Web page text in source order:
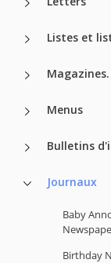
Listes et
Magazines.
Menus
Bulletins
Journaux
Baby
Birthday